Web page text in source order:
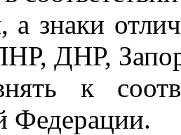
знаки
ДНР,
к
Федерации.